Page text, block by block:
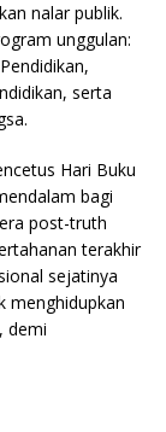
nalar publik.
unggulan:
serta
Hari Buku
bagi
post-truth
terakhir
sejatinya
menghidupkan
demi